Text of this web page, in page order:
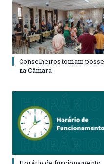
Conselheiros tomam posse
na Câmara